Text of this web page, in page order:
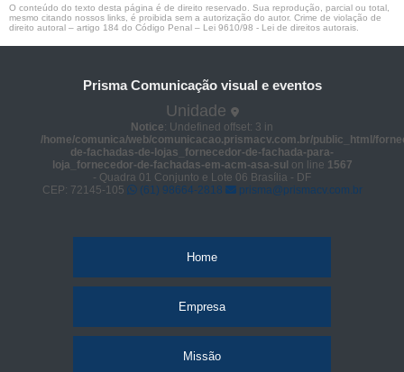
O conteúdo do texto desta página é de direito reservado. Sua reprodução, parcial ou total,
mesmo citando nossos links, é proibida sem a autorização do autor. Crime de violação de
direito autoral – artigo 184 do Código Penal – Lei 9610/98 - Lei de direitos autorais
Prisma Comunicação visual e eventos
Unidade
Notice: Undefined offset: 3 in
/home/comunica/web/comunicacao.prismacv.com.br/public_html/
de-fachadas-de-lojas_fornecedor-de-fachada-para-
loja_fornecedor-de-fachadas-em-acm-asa-sul on line 1567
- Quadra 01 Conjunto e Lote 06 Brasília - DF
CEP: 72145-105
(61) 98664-2818 prisma@prismacv.com.br
Home
Empresa
Missão